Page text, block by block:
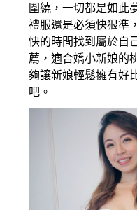
圍繞，一切都是如此
禮服還是必須快狠準
快的時間找到屬於自
薦，適合嬌小新娘的
夠讓新娘輕鬆擁有好
吧。